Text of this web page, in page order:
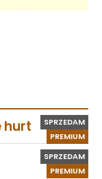
PREMIUM
SPRZEDAM
hurt
PREMIUM
SPRZEDAM